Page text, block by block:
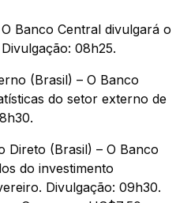
Banco Central divulgará o
08h25.
(Brasil) – O Banco
do setor externo de
Direto (Brasil) – O Banco
do investimento
Divulgação: 09h30.